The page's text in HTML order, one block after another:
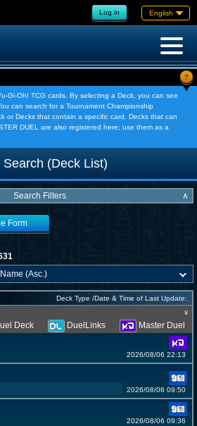
Log in English
?
Gi-Oh! TCG cards. By selecting a Deck, you can see
can search for a Tournament Championship
or Decks that contain a specific card. Decks that can
DUEL are also registered here; use them as a
Search (Deck List)
Search Filters ∧
Form
Deck Type /Date & Time of Last Update:
∨
Deck DuelLinks
Master Duel
2026/08/06 22:13
2026/08/06 09:50
2026/08/06 09:36